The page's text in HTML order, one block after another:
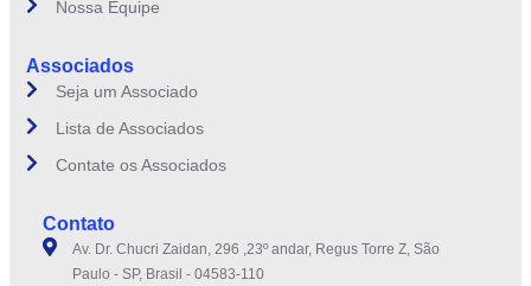
Nossa Equipe
Associados
Seja um Associado
Lista de Associados
Contate os Associados
Contato
Av. Dr. Chucri Zaidan, 296 ,23º andar, Regus Torre Z, São
Paulo - SP, Brasil - 04583-110